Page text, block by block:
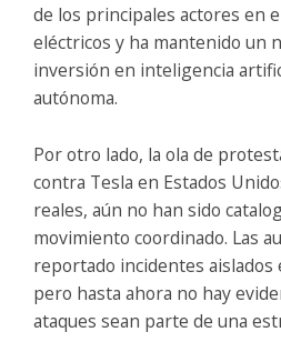
de los principales actores en
eléctricos y ha mantenido un
inversión en inteligencia
autónoma.
Por otro lado, la ola de
contra Tesla en Estados
reales, aún no han sido
movimiento coordinado. Las
reportado incidentes aislados
pero hasta ahora no hay
ataques sean parte de una